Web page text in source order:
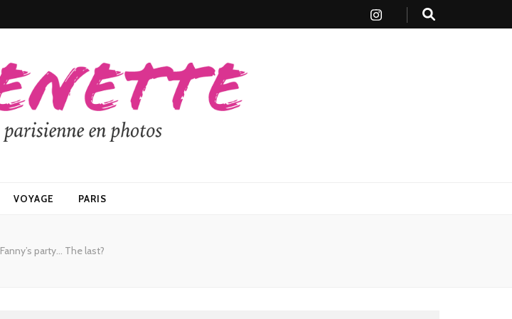
VOYAGE PARIS
Fanny’s party… The last?